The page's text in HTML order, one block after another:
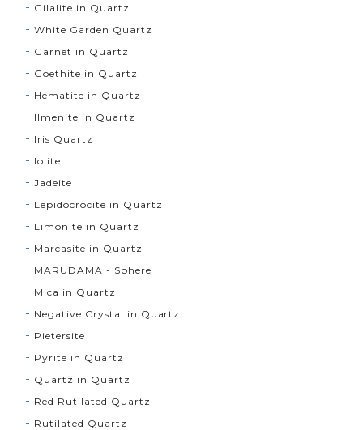
Gilalite in Quartz
White Garden Quartz
Garnet in Quartz
Goethite in Quartz
Hematite in Quartz
Ilmenite in Quartz
Iris Quartz
Iolite
Jadeite
Lepidocrocite in Quartz
Limonite in Quartz
Marcasite in Quartz
MARUDAMA - Sphere
Mica in Quartz
Negative Crystal in Quartz
Pietersite
Pyrite in Quartz
Quartz in Quartz
Red Rutilated Quartz
Rutilated Quartz